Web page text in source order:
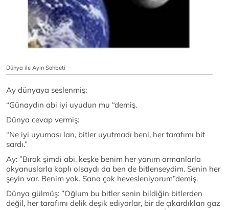
Dünya ile Ayın Sohbeti
Ay dünyaya seslenmiş:
“Günaydın abi iyi uyudun mu “demiş.
Dünya cevap vermiş:
“Ne iyi uyuması lan, bitler uyutmadı beni, her tarafımı bit
sardı.”
Ay: ”Bırak şimdi abi, keşke benim her yanım ormanlarla
okyanuslarla kaplı olsaydı da ben de bitlenseydim. Senin her
şeyin var. Benim yok. Sana çok hevesleniyorum”demiş.
Dünya gülmüş: ”Oğlum bu bitler senin bildiğin bitlerden
değil, her tarafımı delik deşik ediyorlar, bir de çıkardıkları gaz